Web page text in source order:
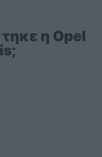
η Opel